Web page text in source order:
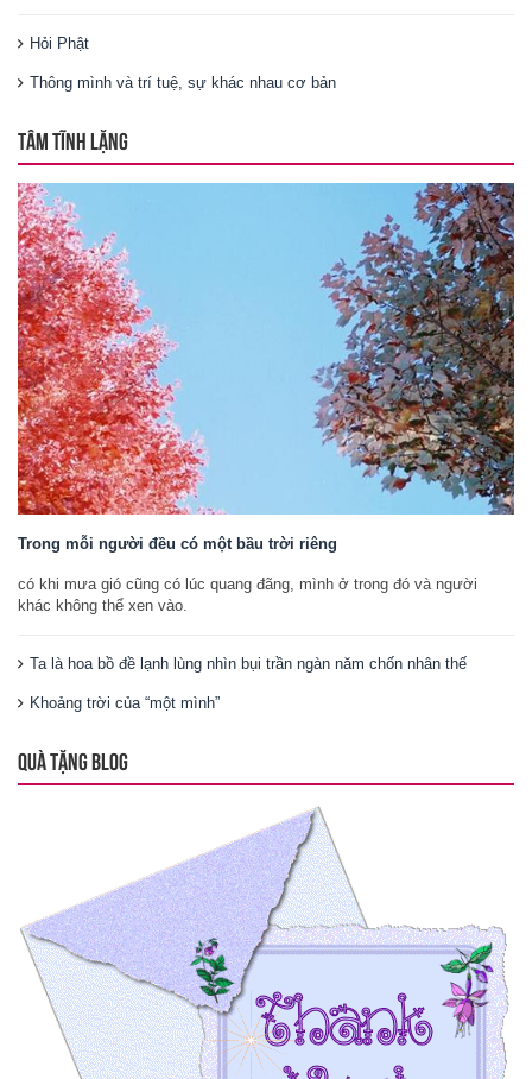
Hỏi Phật
Thông mình và trí tuệ, sự khác nhau cơ bản
TÂM TĨNH LẶNG
Trong mỗi người đều có một bầu trời riêng
có khi mưa gió cũng có lúc quang đãng, mình ở trong đó và người
khác không thể xen vào.
Ta là hoa bồ đề lạnh lùng nhìn bụi trần ngàn năm chốn nhân thế
Khoảng trời của “một mình”
QUÀ TẶNG BLOG